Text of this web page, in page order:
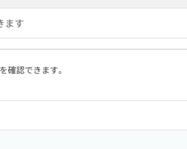
ます
確認できます。